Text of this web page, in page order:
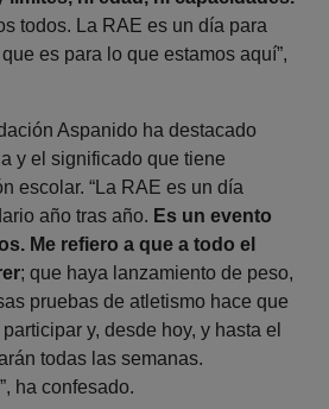
todos. La RAE es un día para
es para lo que estamos aquí”,
Aspanido ha destacado
y el significado que tiene
escolar. “La RAE es un día
año tras año. Es un evento
Me refiero a que a todo el
; que haya lanzamiento de peso,
pruebas de atletismo hace que
y, desde hoy, y hasta el
todas las semanas.
ha confesado.